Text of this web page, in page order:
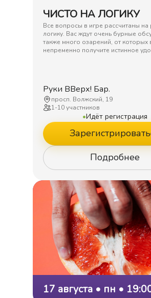
ЧИСТО НА ЛОГИКУ
Все вопросы в игре рассчитаны на
логику. Вас ждут очень бурные
также много озарений, от которых
непременно получите истинное
Руки ВВерх! Бар.
просп. Волжский, 19
1-10участников
•Идёт регистрация
Подробнее
17 августа • пн •